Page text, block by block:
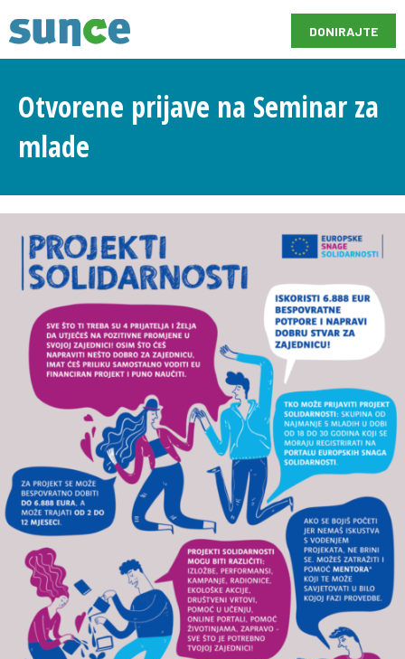
DONIRAJTE
Otvorene prijave na Seminar za
mlade